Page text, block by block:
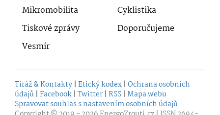
Mikromobilita
Cyklistika
Tiskové zprávy
Doporučujeme
Vesmír
Tiráž & Kontakty | Etický kodex | Ochrana osobních
údajů | Facebook | Twitter | RSS | Mapa webu
Spravovat souhlas s nastavením osobních údajů